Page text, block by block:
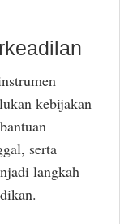
kebijakan
serta
langkah